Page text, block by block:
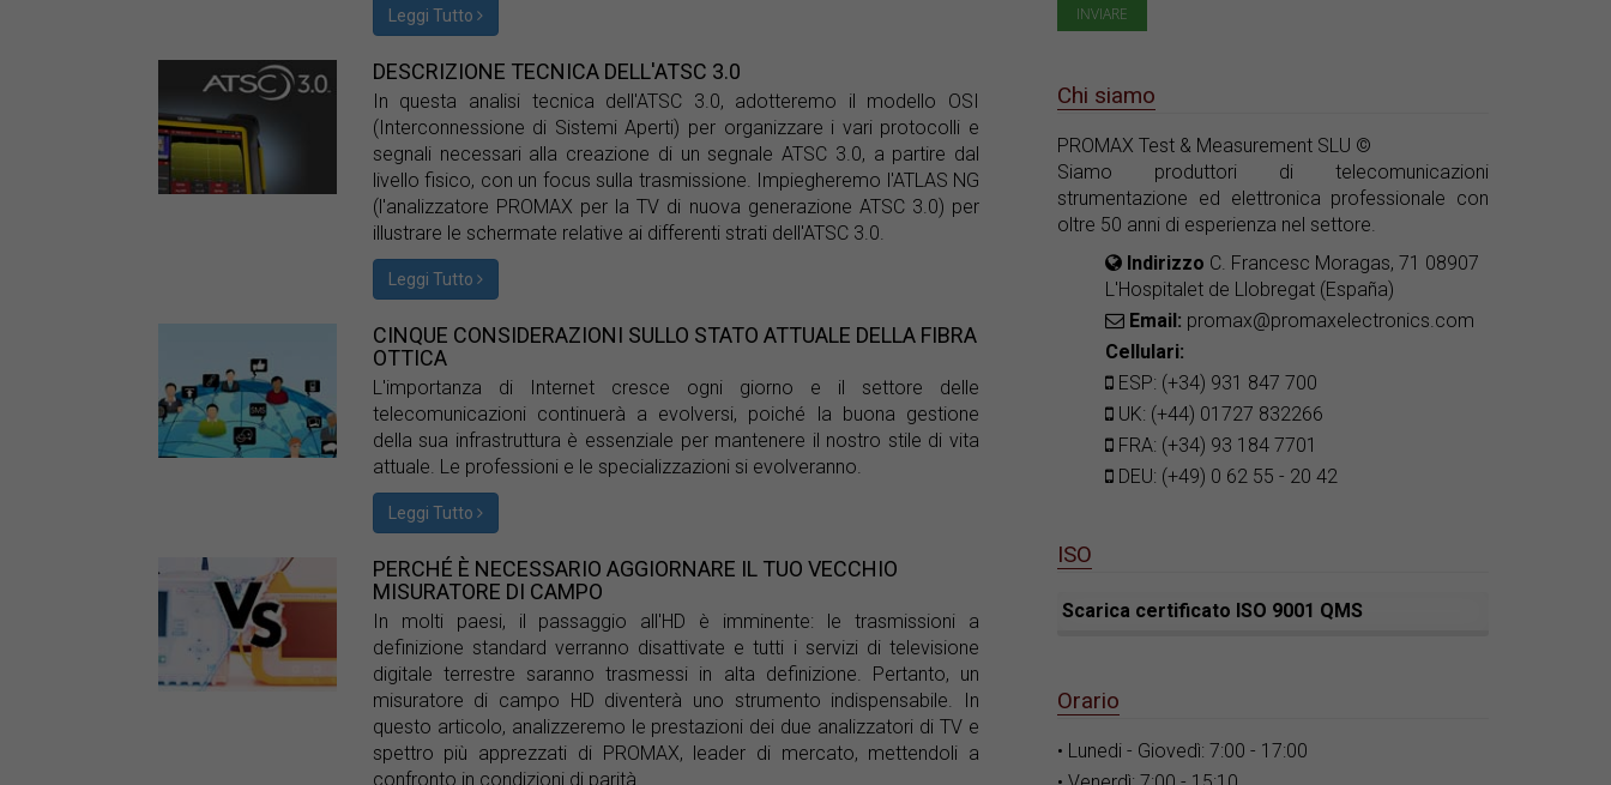
Leggi Tutto
DESCRIZIONE TECNICA DELL'ATSC 3.0
In questa analisi tecnica dell'ATSC 3.0, adotteremo il modello OSI
(Interconnessione di Sistemi Aperti) per organizzare i vari protocolli e
segnali necessari alla creazione di un segnale ATSC 3.0, a partire dal
livello fisico, con un focus sulla trasmissione. Impiegheremo l'ATLAS NG
(l'analizzatore PROMAX per la TV di nuova generazione ATSC 3.0) per
illustrare le schermate relative ai differenti strati dell'ATSC 3.0.
Leggi Tutto
CINQUE CONSIDERAZIONI SULLO STATO ATTUALE DELLA FIBRA
OTTICA
L'importanza di Internet cresce ogni giorno e il settore delle
telecomunicazioni continuerà a evolversi, poiché la buona gestione
della sua infrastruttura è essenziale per mantenere il nostro stile di vita
attuale. Le professioni e le specializzazioni si evolveranno.
Leggi Tutto
PERCHÉ È NECESSARIO AGGIORNARE IL TUO VECCHIO
MISURATORE DI CAMPO
In molti paesi, il passaggio all'HD è imminente: le trasmissioni a
definizione standard verranno disattivate e tutti i servizi di televisione
digitale terrestre saranno trasmessi in alta definizione. Pertanto, un
misuratore di campo HD diventerà uno strumento indispensabile. In
questo articolo, analizzeremo le prestazioni dei due analizzatori di TV e
spettro più apprezzati di PROMAX, leader di mercato, mettendoli a
confronto in condizioni di parità.
Chi siamo
PROMAX Test & Measurement SLU ©
Siamo produttori di telecomunicazioni
strumentazione ed elettronica professionale con
oltre 50 anni di esperienza nel settore.
Indirizzo C. Francesc Moragas, 71 08907
L'Hospitalet de Llobregat (España)
Email: promax@promaxelectronics.com
Cellulari:
ESP: (+34) 931 847 700
UK: (+44) 01727 832266
FRA: (+34) 93 184 7701
DEU: (+49) 0 62 55 - 20 42
ISO
Scarica certificato ISO 9001 QMS
Orario
• Lunedi - Giovedì: 7:00 - 17:00